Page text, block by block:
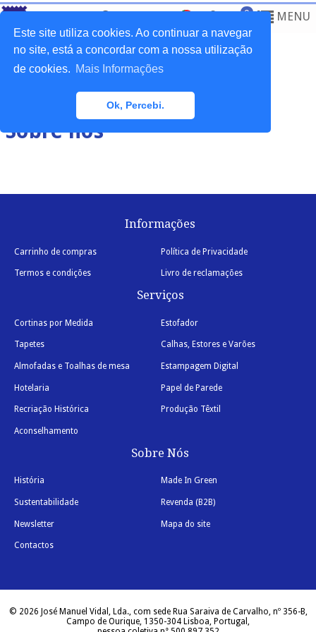
Este site utiliza cookies. Ao continuar a navegar
no site, está a concordar com a nossa utilização
de cookies. Mais Informações
Ok, Percebi.
0 MENU
Sobre nós
Informações
Carrinho de compras Política de Privacidade
Termos e condições Livro de reclamações
Serviços
Cortinas por Medida Estofador
Tapetes Calhas, Estores e Varões
Almofadas e Toalhas de mesa Estampagem Digital
Hotelaria Papel de Parede
Recriação Histórica Produção Têxtil
Aconselhamento
Sobre Nós
História Made In Green
Sustentabilidade Revenda (B2B)
Newsletter Mapa do site
Contactos
© 2026 José Manuel Vidal, Lda., com sede Rua Saraiva de Carvalho, nº 356-B,
Campo de Ourique, 1350-304 Lisboa, Portugal,